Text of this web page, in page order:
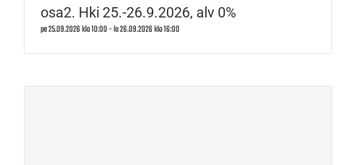
osa2. Hki 25.-26.9.2026, alv 0%
pe 25.09.2026 klo 10:00-la 26.09.2026 klo 16:00